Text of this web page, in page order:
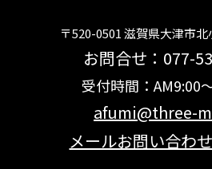
〒520-0501 滋賀県大津市北
お問合せ：077-
受付時間：AM9:00
afumi@three-
メールお問い合わ